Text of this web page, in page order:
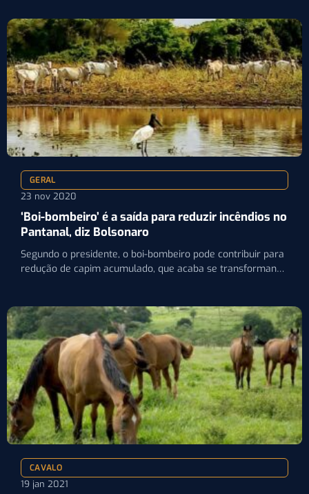
GERAL
23 nov 2020
‘Boi-bombeiro’ é a saída para reduzir incêndios no
Pantanal, diz Bolsonaro
Segundo o presidente, o boi-bombeiro pode contribuir para
redução de capim acumulado, que acaba se transformando
CAVALO
19 jan 2021